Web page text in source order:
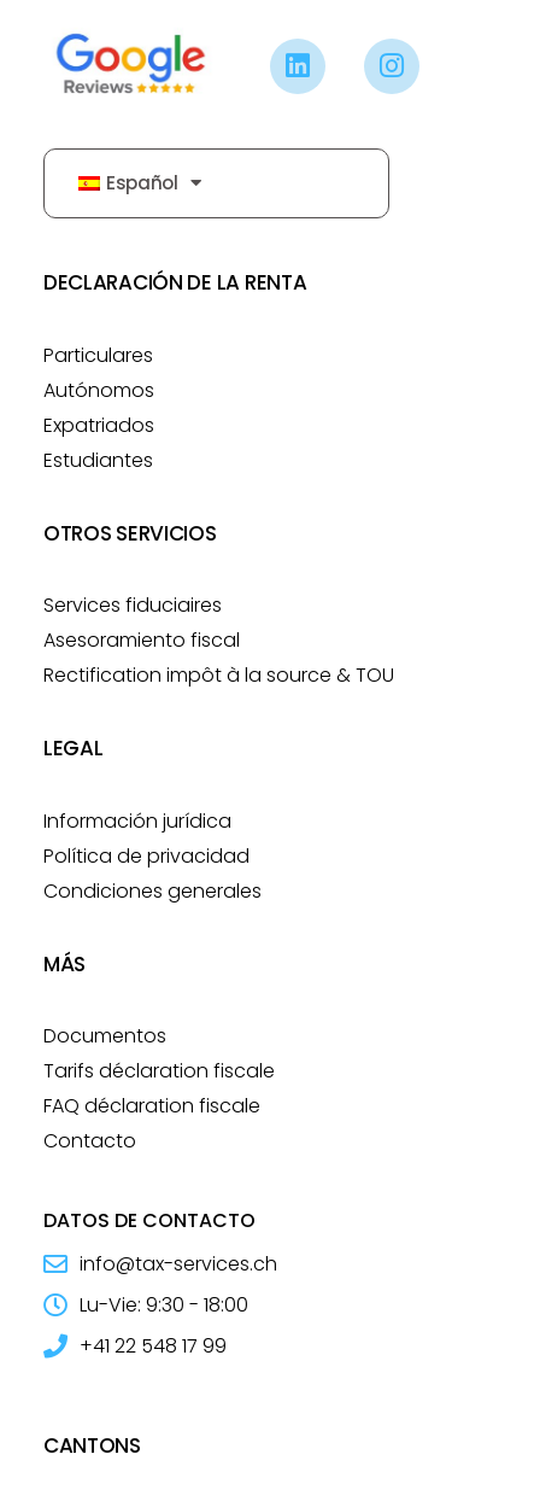
Español
DECLARACIÓN DE LA RENTA
Particulares
Autónomos
Expatriados
Estudiantes
OTROS SERVICIOS
Services fiduciaires
Asesoramiento fiscal
Rectification impôt à la source & TOU
LEGAL
Información jurídica
Política de privacidad
Condiciones generales
MÁS
Documentos
Tarifs déclaration fiscale
FAQ déclaration fiscale
Contacto
DATOS DE CONTACTO
info@tax-services.ch
Lu-Vie: 9:30 - 18:00
+41 22 548 17 99
CANTONS